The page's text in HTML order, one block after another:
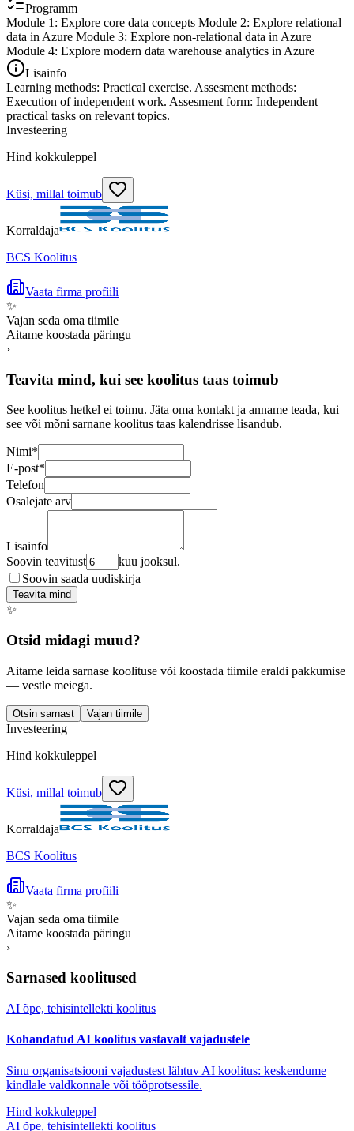
Programm
Module 1: Explore core data concepts Module 2: Explore relational
data in Azure Module 3: Explore non-relational data in Azure
Module 4: Explore modern data warehouse analytics in Azure
Lisainfo
Learning methods: Practical exercise. Assesment methods:
Execution of independent work. Assesment form: Independent
practical tasks on relevant topics.
Investeering
Hind kokkuleppel
Küsi, millal toimub
Korraldaja
BCS Koolitus
Vaata firma profiili
✨
Vajan seda oma tiimile
Aitame koostada päringu
›
Teavita mind, kui see koolitus taas toimub
See koolitus hetkel ei toimu. Jäta oma kontakt ja anname teada, kui
see või mõni sarnane koolitus taas kalendrisse lisandub.
Nimi*
E-post*
Telefon
Osalejate arv
Lisainfo
Soovin teavitust
kuu jooksul.
Soovin saada uudiskirja
Teavita mind
✨
Otsid midagi muud?
Aitame leida sarnase koolituse või koostada tiimile eraldi pakkumise
— vestle meiega.
Otsin sarnast Vajan tiimile
Investeering
Hind kokkuleppel
Küsi, millal toimub
Korraldaja
BCS Koolitus
Vaata firma profiili
✨
Vajan seda oma tiimile
Aitame koostada päringu
›
Sarnased koolitused
AI õpe, tehisintellekti koolitus
Kohandatud AI koolitus vastavalt vajadustele
Sinu organisatsiooni vajadustest lähtuv AI koolitus: keskendume
kindlale valdkonnale või tööprotsessile.
Hind kokkuleppel
AI õpe, tehisintellekti koolitus